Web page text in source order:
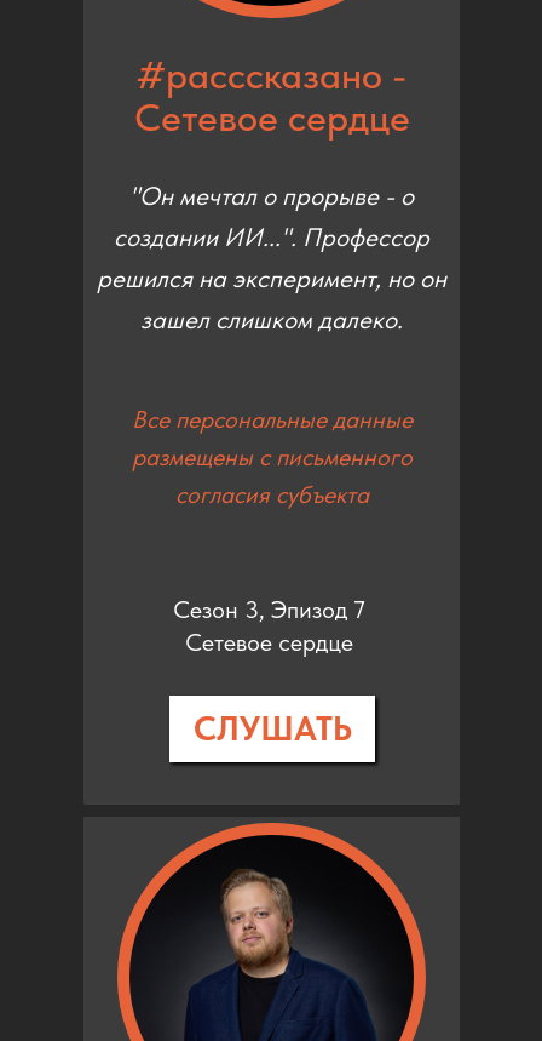
#расссказано -
Сетевое сердце
"Он мечтал о прорыве - о
создании ИИ...". Профессор
решился на эксперимент, но он
зашел слишком далеко.
Сезон 3, Эпизод 7
Сетевое сердце
СЛУШАТЬ
Все персональные данные
размещены с письменного
согласия субъекта